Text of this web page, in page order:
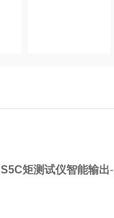
矩测试仪智能输出